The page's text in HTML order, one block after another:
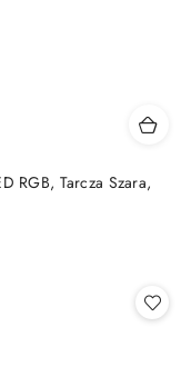
RGB, Tarcza Szara,